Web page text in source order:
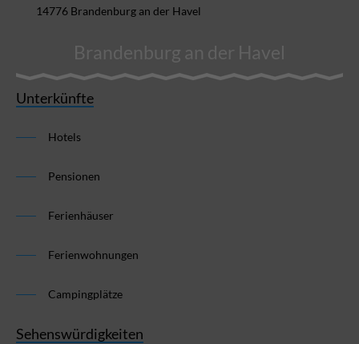
14776 Brandenburg an der Havel
Brandenburg an der Havel
Unterkünfte
Hotels
Pensionen
Ferienhäuser
Ferienwohnungen
Campingplätze
Sehenswürdigkeiten